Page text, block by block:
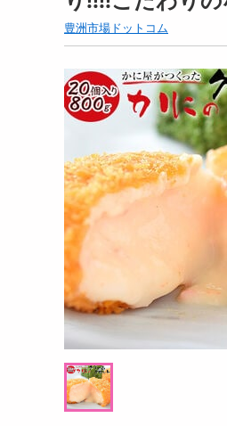
アイス・スイーツ
飲料
洗剤
キッチン・日用品
ヘアケア・ボディケア
ビューティーケア
健康・ダイエット・
医薬品・医薬部外品
インテリア・家具・
ファッション
家電
ベビー・キッズ・マタ
ペット用品
クーポン・資格・学習
豊洲市場ドットコム
0 0
（抹茶）宇治
円
オープン
537.5
08月10日
ちょっプル
【30個】黄身のしず
ろ苦さと卵の甘みが